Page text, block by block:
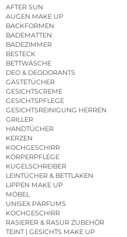
AFTER SUN
AUGEN MAKE UP
BACKFORMEN
BADEMATTEN
BADEZIMMER
BESTECK
BETTWÄSCHE
DEO & DEODORANTS
GÄSTETÜCHER
GESICHTSCREME
GESICHTSPFLEGE
GESICHTSREINIGUNG HERREN
GRILLER
HANDTÜCHER
KERZEN
KOCHGESCHIRR
KÖRPERPFLEGE
KUGELSCHREIBER
LEINTÜCHER & BETTLAKEN
LIPPEN MAKE UP
MÖBEL
UNISEX PARFUMS
KOCHGESCHIRR
RASIERER & RASUR ZUBEHÖR
TEINT | GESICHTS MAKE UP